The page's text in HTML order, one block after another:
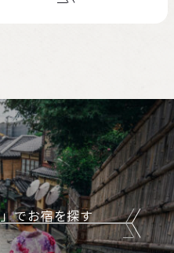
でお宿を探す